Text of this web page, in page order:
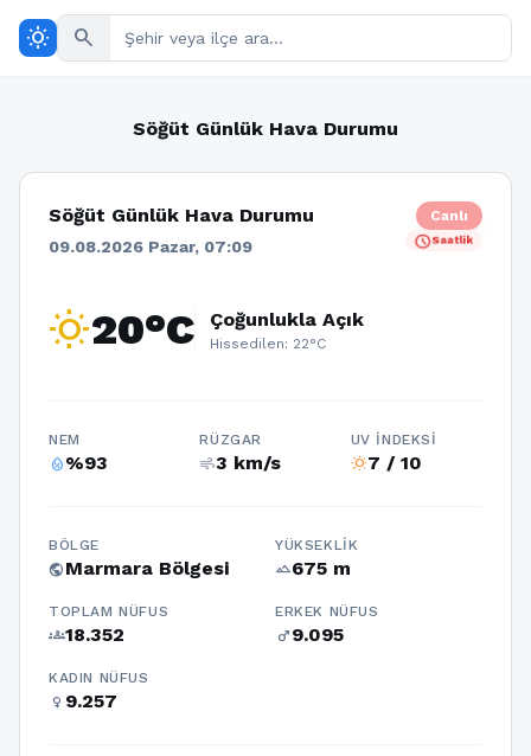
wb_sunny search
Söğüt Günlük Hava Durumu
Söğüt Günlük Hava Durumu
09.08.2026 Pazar, 07:09
Canlı
scheduleSaatlik
wb_sunny20°C Çoğunlukla Açık
Hissedilen: 22°C
NEM
humidity_percentage%93
RÜZGAR
air3 km/s
UV İNDEKSI
wb_sunny7 / 10
BÖLGE
publicMarmara Bölgesi
YÜKSEKLIK
terrain675 m
TOPLAM NÜFUS
groups18.352
ERKEK NÜFUS
male9.095
KADIN NÜFUS
female 9.257